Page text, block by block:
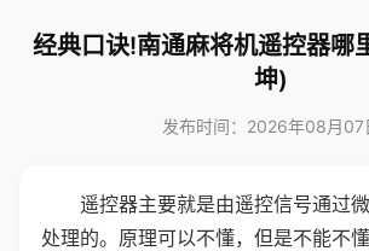
经典口诀!南通麻将机遥控器哪
坤)
发布时间：2026年08月07
遥控器主要就是由遥控信号通过
处理的。原理可以不懂，但是不能不懂